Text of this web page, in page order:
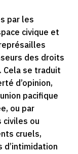
par les
civique et
des droits
Cela se traduit
d’opinion,
pacifique
ou par
civiles ou
cruels,
d’intimidation